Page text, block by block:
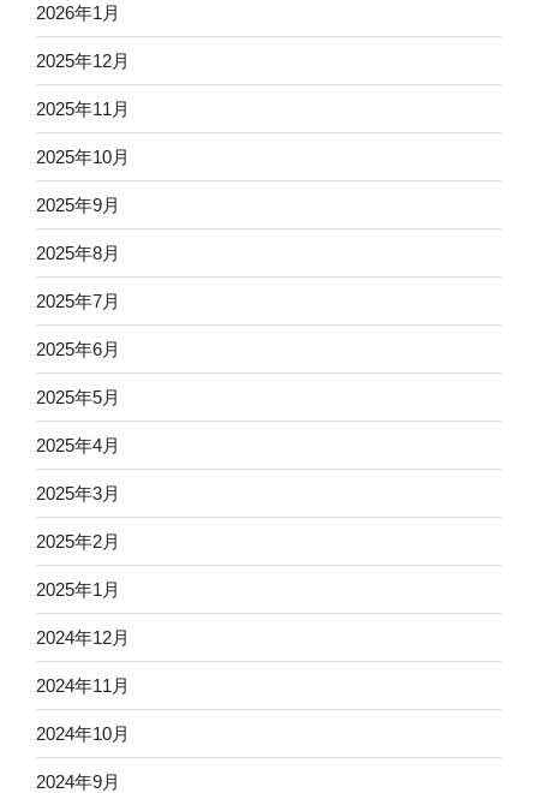
2026年1月
2025年12月
2025年11月
2025年10月
2025年9月
2025年8月
2025年7月
2025年6月
2025年5月
2025年4月
2025年3月
2025年2月
2025年1月
2024年12月
2024年11月
2024年10月
2024年9月